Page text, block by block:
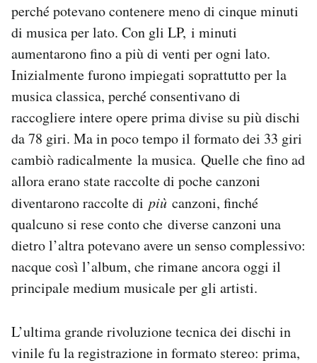
perché potevano contenere meno di cinque minuti
di musica per lato. Con gli LP, i minuti
aumentarono fino a più di venti per ogni lato.
Inizialmente furono impiegati soprattutto per la
musica classica, perché consentivano di
raccogliere intere opere prima divise su più dischi
da 78 giri. Ma in poco tempo il formato dei 33 giri
cambiò radicalmente la musica. Quelle che fino ad
allora erano state raccolte di poche canzoni
diventarono raccolte di più canzoni, finché
qualcuno si rese conto che diverse canzoni una
dietro l’altra potevano avere un senso complessivo:
nacque così l’album, che rimane ancora oggi il
principale medium musicale per gli artisti.
L’ultima grande rivoluzione tecnica dei dischi in
vinile fu la registrazione in formato stereo: prima,